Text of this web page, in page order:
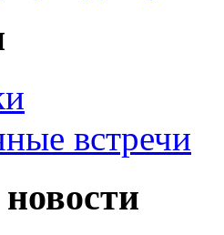
встречи